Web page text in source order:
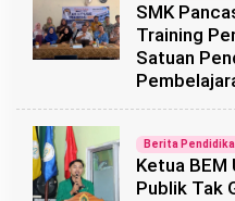
SMK
Training
Satuan
Berita
Ketua BEM
Publik Tak